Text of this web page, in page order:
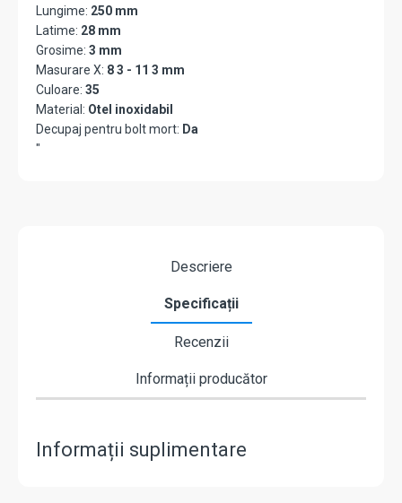
Lungime: 250 mm
Latime: 28 mm
Grosime: 3 mm
Masurare X: 8 3 - 11 3 mm
Culoare: 35
Material: Otel inoxidabil
Decupaj pentru bolt mort: Da
"
Descriere
Specificații
Recenzii
Informații producător
Informații suplimentare